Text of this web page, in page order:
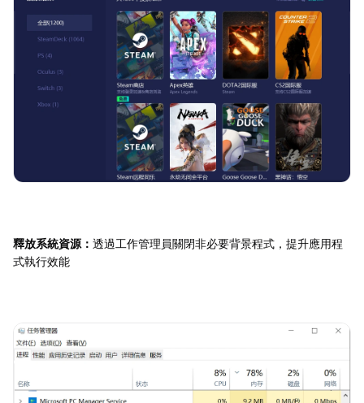
釋放系統資源： 透過工作管理員關閉非必要背景程式，提升應用程
式執行效能